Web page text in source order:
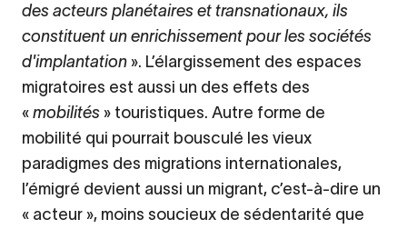
des acteurs planétaires et transnationaux, ils
constituent un enrichissement pour les sociétés
d'implantation ». L’élargissement des espaces
migratoires est aussi un des effets des
« mobilités » touristiques. Autre forme de
mobilité qui pourrait bousculé les vieux
paradigmes des migrations internationales,
l’émigré devient aussi un migrant, c’est-à-dire un
« acteur », moins soucieux de sédentarité que